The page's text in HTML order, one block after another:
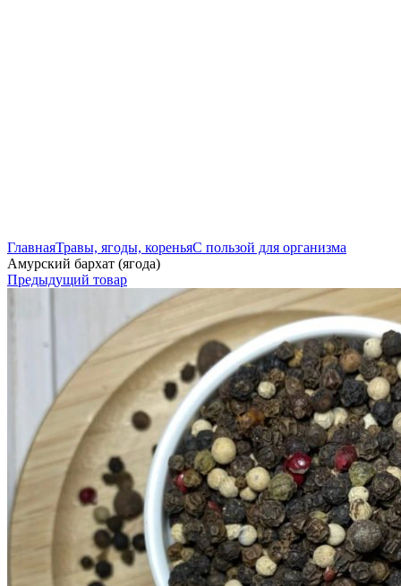
ГлавнаяТравы, ягоды, кореньяС пользой для организма
Амурский бархат (ягода)
Предыдущий товар